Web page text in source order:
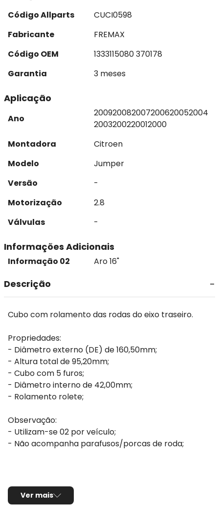
Código Allparts
CUCI0598
Fabricante
FREMAX
Código OEM
1333115080 370178
Garantia
3 meses
Aplicação
Ano
200920082007200620052004
2003200220012000
Montadora
Citroen
Modelo
Jumper
Versão
-
Motorização
2.8
Válvulas
-
Informações Adicionais
Informação 02 Aro 16"
Descrição
Cubo com rolamento das rodas do eixo traseiro.
Propriedades:
- Diâmetro externo (DE) de 160,50mm;
- Altura total de 95,20mm;
- Cubo com 5 furos;
- Diâmetro interno de 42,00mm;
- Rolamento rolete;
Observação:
- Utilizam-se 02 por veículo;
- Não acompanha parafusos/porcas de roda;
Ver mais